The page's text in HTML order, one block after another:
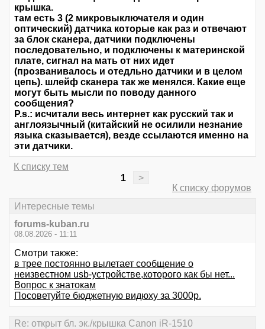
крышка.
там есть 3 (2 микровыключателя и один
оптический) датчика которые как раз и отвечают
за блок сканера, датчики подключены
последовательно, и подключены к материнской
плате, сигнал на мать от них идет
(прозванивалось и отедльно датчики и в целом
цепь). шлейф сканера так же менялся. Какие еще
могут быть мысли по поводу данного
сообщения?
P.s.: исчитали весь интернет как русский так и
англоязычный (китайский не осилили незнание
языка сказывается), везде ссылаются именно на
эти датчики.
К списку тем
1
>
К списку форумов
Интересные темы
forums-kuban.ru
08.08.2026 - 11:11
Смотри также:
в трее постоянно вылетает сообщение о
неизвестном usb-устройстве,которого как бы нет...
Вопрос к знатокам
Посоветуйте бюджетную видюху за 3000р.
Re: открыт бл. эк./крышка Canon iR-1510